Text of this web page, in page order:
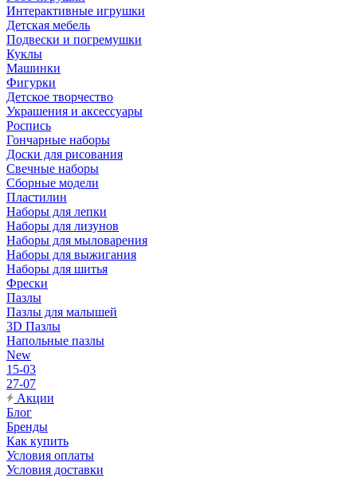
Интерактивные игрушки
Детская мебель
Подвески и погремушки
Куклы
Машинки
Фигурки
Детское творчество
Украшения и аксессуары
Роспись
Гончарные наборы
Доски для рисования
Свечные наборы
Сборные модели
Пластилин
Наборы для лепки
Наборы для лизунов
Наборы для мыловарения
Наборы для выжигания
Наборы для шитья
Фрески
Пазлы
Пазлы для малышей
3D Пазлы
Напольные пазлы
New
15-03
27-07
Акции
Блог
Бренды
Как купить
Условия оплаты
Условия доставки